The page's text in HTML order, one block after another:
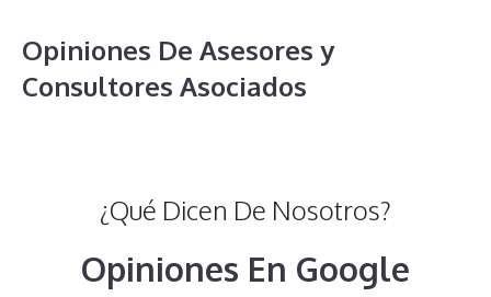
Opiniones De Asesores y
Consultores Asociados
¿Qué Dicen De Nosotros?
Opiniones En Google